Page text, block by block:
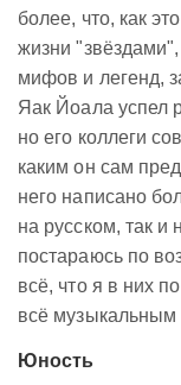
более, что, как
жизни
мифов и легенд,
Яак Йоала успел
но его коллеги
каким он сам
него написано
на русском, так и
постараюсь по
всё, что я в них
всё
Юность